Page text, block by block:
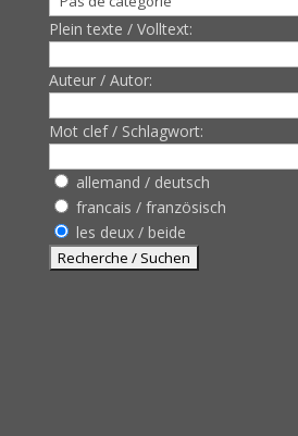
Plein texte / Volltext:
Auteur / Autor:
Mot clef / Schlagwort:
allemand / deutsch
francais / französisch
les deux / beide